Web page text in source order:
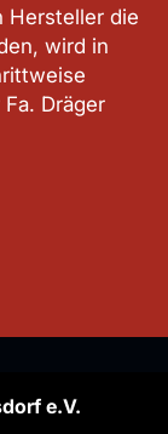
Hersteller die
wird in
Dräger
e.V.